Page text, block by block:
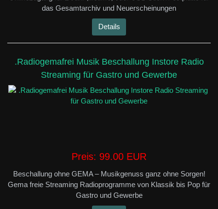
das Gesamtarchiv und Neuerscheinungen
Details
.Radiogemafrei Musik Beschallung Instore Radio
Streaming für Gastro und Gewerbe
Preis: 99.00 EUR
Beschallung ohne GEMA – Musikgenuss ganz ohne Sorgen!
Gema freie Streaming Radioprogramme von Klassik bis Pop für
Gastro und Gewerbe